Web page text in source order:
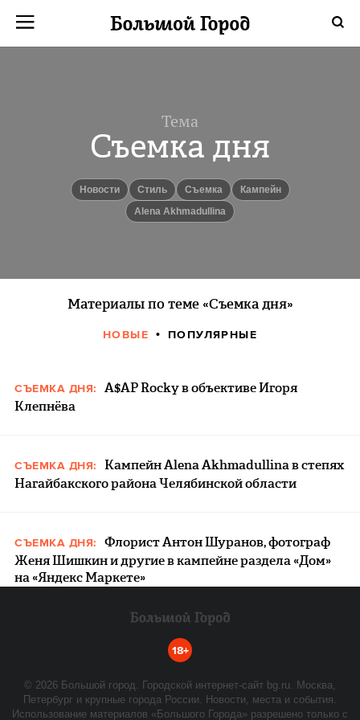
Тема
Съемка дня
новости Стиль съемка
кампейн
Alena Akhmadullina
Материалы по теме «Съемка дня»
НОВЫЕ ПОПУЛЯРНЫЕ
СЪЕМКА ДНЯ:
A$AP Rocky в объективе Игоря
Клепнёва
СЪЕМКА ДНЯ:
Кампейн Alena Akhmadullina в степях
Нагайбакского района Челябинской области
СЪЕМКА ДНЯ:
Флорист Антон Шуранов, фотограф
Женя Шишкин и другие в кампейне раздела «Дом»
на «Яндекс Маркете»
18+
© 2026 Большой город. Городской интернет-сайт bg.ru. Москва,
Петербург и крупные города России. Новости, места и события.
Использование материалов «Большого Города» разрешено только с